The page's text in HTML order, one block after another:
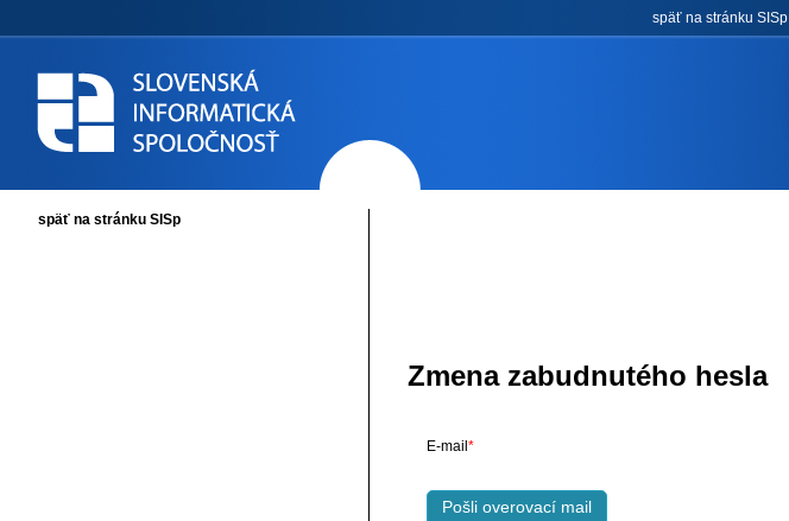
späť na stránku SISp
späť na stránku SISp
Zmena zabudnutého hesla
E-mail
Pošli overovací mail